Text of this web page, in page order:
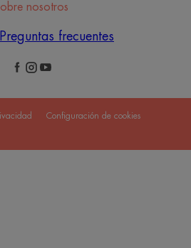
nosotros
Preguntas frecuentes
Configuración de cookies